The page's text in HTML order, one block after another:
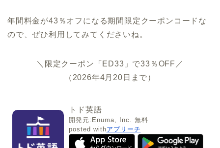
年間料金が43％オフになる期間限定クーポンコードな
ので、ぜひ利用してみてくださいね。
＼限定クーポン「ED33」で33％OFF／
（2026年4月20日まで）
トド英語
開発元: Enuma, Inc.
無料
posted withアプリーチ